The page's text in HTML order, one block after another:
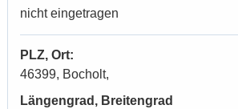
nicht eingetragen
PLZ, Ort:
46399, Bocholt,
Längengrad, Breitengrad